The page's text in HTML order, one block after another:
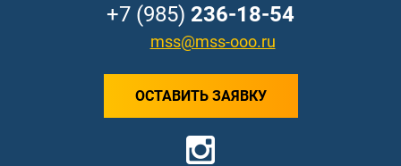
+7 (985) 236-18-54
mss@mss-ooo.ru
ОСТАВИТЬ ЗАЯВКУ